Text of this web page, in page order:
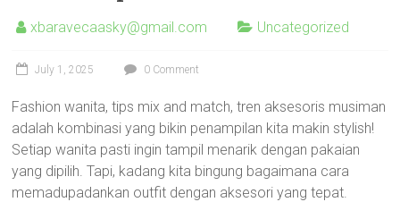
xbaravecaasky@gmail.com Uncategorized
July 1, 2025 0 Comment
Fashion wanita, tips mix and match, tren aksesoris musiman
adalah kombinasi yang bikin penampilan kita makin stylish!
Setiap wanita pasti ingin tampil menarik dengan pakaian
yang dipilih. Tapi, kadang kita bingung bagaimana cara
memadupadankan outfit dengan aksesori yang tepat.